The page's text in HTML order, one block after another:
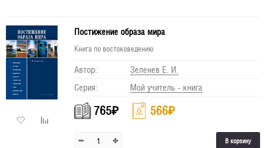
Постижение образа мира
Книга по востоковедению
Автор:
Зеленев Е. И.
Серия:
Мой учитель - книга
765₽ 566₽
В корзину